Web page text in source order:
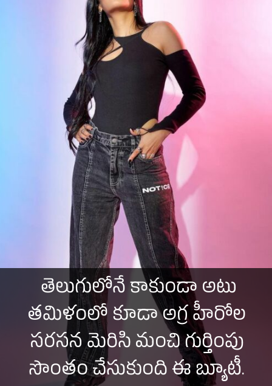
తెలుగులోనే కాకుండా అటు
తమిళంలో కూడా అగ్ర హీరోల
సరసన మెరిసి మంచి గుర్తింపు
సొంతం చేసుకుంది ఈ బ్యూటీ.